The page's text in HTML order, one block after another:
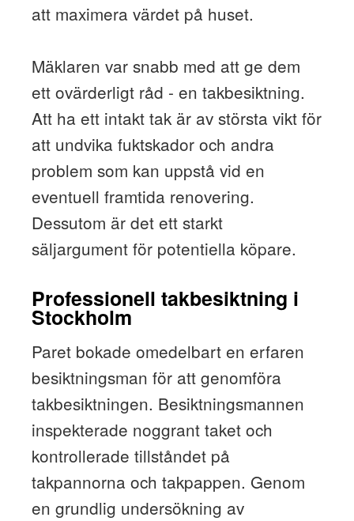
att maximera värdet på huset.
Mäklaren var snabb med att ge dem
ett ovärderligt råd - en takbesiktning.
Att ha ett intakt tak är av största vikt för
att undvika fuktskador och andra
problem som kan uppstå vid en
eventuell framtida renovering.
Dessutom är det ett starkt
säljargument för potentiella köpare.
Professionell takbesiktning i
Stockholm
Paret bokade omedelbart en erfaren
besiktningsman för att genomföra
takbesiktningen. Besiktningsmannen
inspekterade noggrant taket och
kontrollerade tillståndet på
takpannorna och takpappen. Genom
en grundlig undersökning av